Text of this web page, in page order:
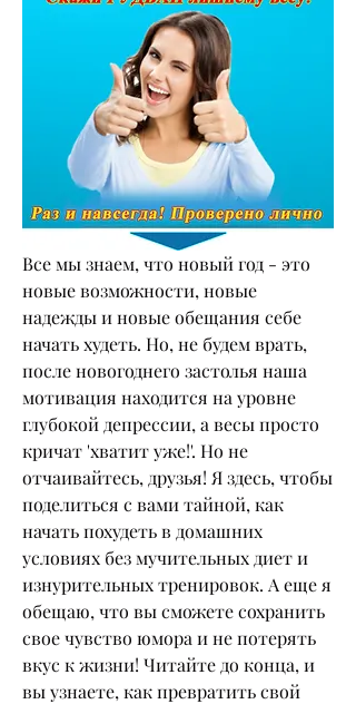
Все мы знаем, что новый год - это
новые возможности, новые
надежды и новые обещания себе
начать худеть. Но, не будем врать,
после новогоднего застолья наша
мотивация находится на уровне
глубокой депрессии, а весы просто
кричат 'хватит уже!'. Но не
отчаивайтесь, друзья! Я здесь, чтобы
поделиться с вами тайной, как
начать похудеть в домашних
условиях без мучительных диет и
изнурительных тренировок. А еще я
обещаю, что вы сможете сохранить
свое чувство юмора и не потерять
вкус к жизни! Читайте до конца, и
вы узнаете, как превратить свой